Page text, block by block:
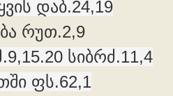
დაბ.24,19
რუთ.2,9
სიბრძ.11,4
ფს.62,1